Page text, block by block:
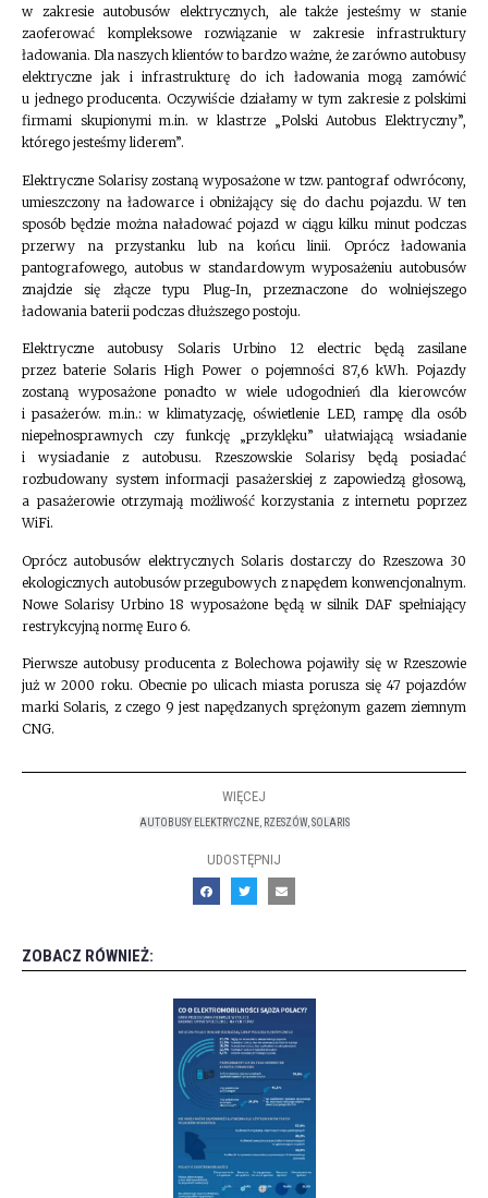
w zakresie autobusów elektrycznych, ale także jesteśmy w stanie
zaoferować kompleksowe rozwiązanie w zakresie infrastruktury
ładowania. Dla naszych klientów to bardzo ważne, że zarówno autobusy
elektryczne jak i infrastrukturę do ich ładowania mogą zamówić
u jednego producenta. Oczywiście działamy w tym zakresie z polskimi
firmami skupionymi m.in. w klastrze „Polski Autobus Elektryczny”,
którego jesteśmy liderem”.
Elektryczne Solarisy zostaną wyposażone w tzw. pantograf odwrócony,
umieszczony na ładowarce i obniżający się do dachu pojazdu. W ten
sposób będzie można naładować pojazd w ciągu kilku minut podczas
przerwy na przystanku lub na końcu linii. Oprócz ładowania
pantografowego, autobus w standardowym wyposażeniu autobusów
znajdzie się złącze typu Plug-In, przeznaczone do wolniejszego
ładowania baterii podczas dłuższego postoju.
Elektryczne autobusy Solaris Urbino 12 electric będą zasilane
przez baterie Solaris High Power o pojemności 87,6 kWh. Pojazdy
zostaną wyposażone ponadto w wiele udogodnień dla kierowców
i pasażerów. m.in.: w klimatyzację, oświetlenie LED, rampę dla osób
niepełnosprawnych czy funkcję „przyklęku” ułatwiającą wsiadanie
i wysiadanie z autobusu. Rzeszowskie Solarisy będą posiadać
rozbudowany system informacji pasażerskiej z zapowiedzą głosową,
a pasażerowie otrzymają możliwość korzystania z internetu poprzez
WiFi.
Oprócz autobusów elektrycznych Solaris dostarczy do Rzeszowa 30
ekologicznych autobusów przegubowych z napędem konwencjonalnym.
Nowe Solarisy Urbino 18 wyposażone będą w silnik DAF spełniający
restrykcyjną normę Euro 6.
Pierwsze autobusy producenta z Bolechowa pojawiły się w Rzeszowie
już w 2000 roku. Obecnie po ulicach miasta porusza się 47 pojazdów
marki Solaris, z czego 9 jest napędzanych sprężonym gazem ziemnym
CNG.
WIĘCEJ
AUTOBUSY ELEKTRYCZNE, RZESZÓW,SOLARIS
UDOSTĘPNIJ
ZOBACZ RÓWNIEŻ: